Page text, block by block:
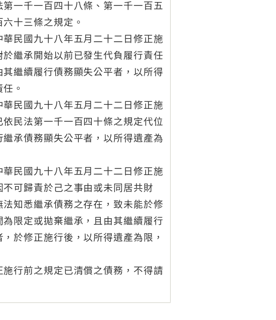
一千一百四十八條、第一千一百五
十三條之規定。
民國九十八年五月二十二日修正施
繼承開始以前已發生代負履行責任
其繼續履行債務顯失公平者，以所得
。
民國九十八年五月二十二日修正施
民法第一千一百四十條之規定代位
承債務顯失公平者，以所得遺產為
民國九十八年五月二十二日修正施
可歸責於己之事由或未同居共財
知悉繼承債務之存在，致未能於修
為限定或拋棄繼承，且由其繼續履行
於修正施行後，以所得遺產為限，
施行前之規定已清償之債務，不得請